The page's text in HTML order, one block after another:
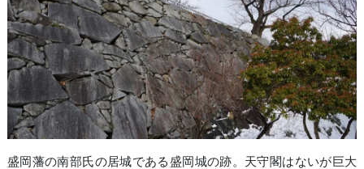
盛岡藩の南部氏の居城である盛岡城の跡。天守閣はないが巨大